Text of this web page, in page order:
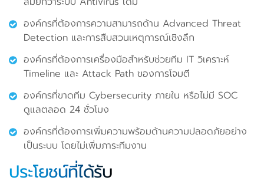
องค์กรที่ต้องการความสามารถด้าน Advanced Threat
Detection และการสืบสวนเหตุการณ์เชิงลึก
องค์กรที่ต้องการเครื่องมือสำหรับช่วยทีม IT วิเคราะห์
Timeline และ Attack Path ของการโจมตี
องค์กรที่ขาดทีม Cybersecurity ภายใน หรือไม่มี SOC
ดูแลตลอด 24 ชั่วโมง
องค์กรที่ต้องการเพิ่มความพร้อมด้านความปลอดภัยอย่าง
เป็นระบบ โดยไม่เพิ่มภาระทีมงาน
ประโยชน์ที่ได้รับ